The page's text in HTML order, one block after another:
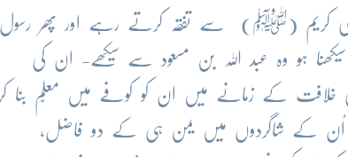
نبی کریم (ﷺ) سے تفقّہ کرتے رہے اور پھر رسول
ہو وہ عبد اللہ بن مسعود سے سیکھے- ان کی
خلافت کے زمانے میں ان کو کوفے میں معلّم بنا کر
، اُن کے شاگردوں میں یمن ہی کے دو فاضل،